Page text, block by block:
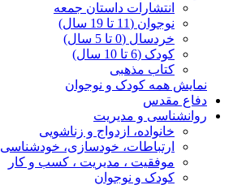
انتشارات داستان جمعه
نوجوان (11 تا 19 سال)
خردسال (0 تا 5 سال)
کودک (6 تا 10 سال)
کتاب مذهبی
نمایش همه کودک و نوجوان
دفاع مقدس
روانشناسی و مدیریت
خانواده، ازدواج و زناشویی
ارتباطات، خودسازی، خودشناسی
موفقیت ، مدیریت ، کسب و کار
کودک و نوجوان